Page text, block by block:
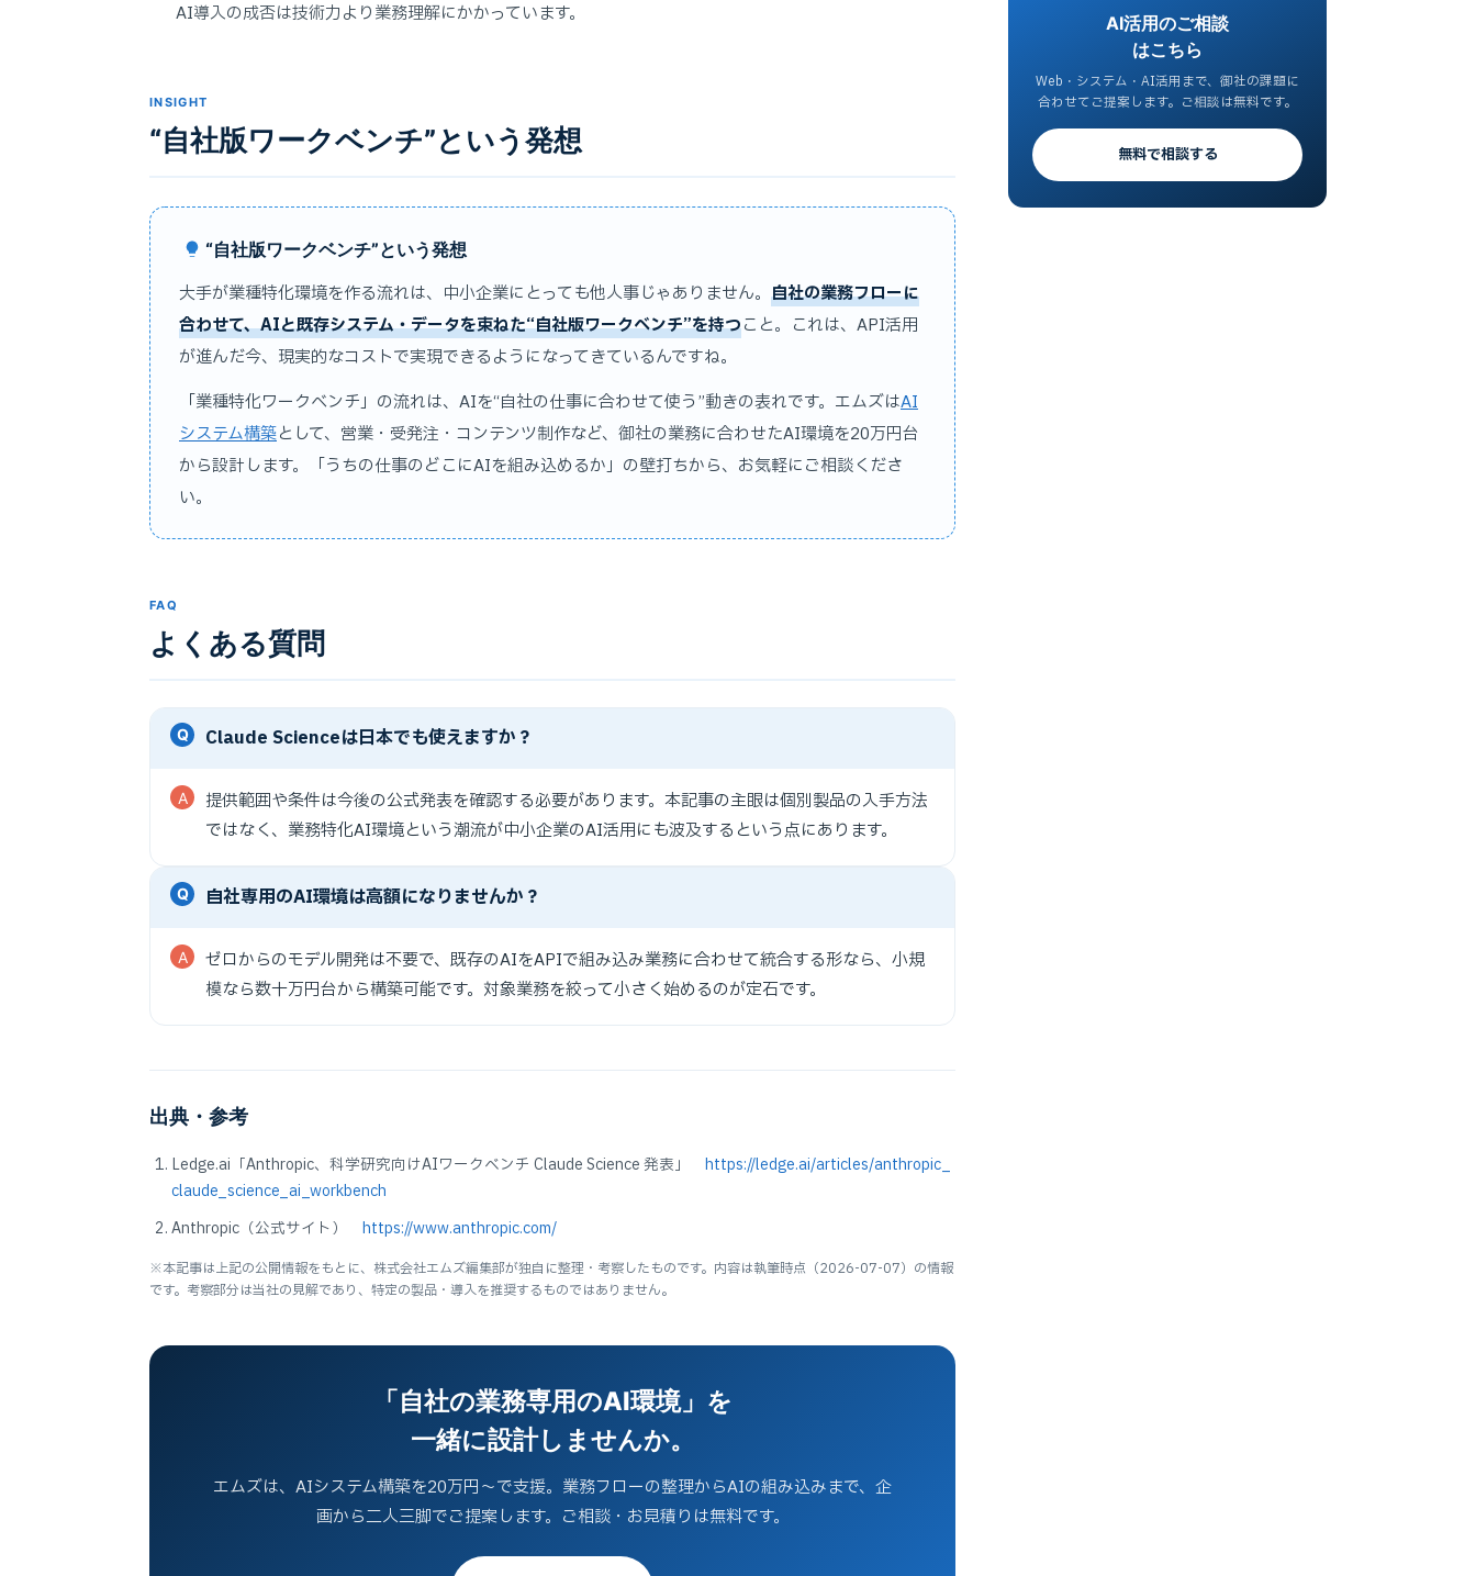
AI導入の成否は技術力より業務理解にかかっています。
INSIGHT
“自社版ワークベンチ”という発想
“自社版ワークベンチ”という発想
大手が業種特化環境を作る流れは、中小企業にとっても他人事じゃありません。 自社の業務フローに
合わせて、AIと既存システム・データを束ねた“自社版ワークベンチ”を持つこと。これは、API活用
が進んだ今、現実的なコストで実現できるようになってきているんですね。
「業種特化ワークベンチ」の流れは、AIを“自社の仕事に合わせて使う”動きの表れです。エムズはAI
システム構築として、営業・受発注・コンテンツ制作など、御社の業務に合わせたAI環境を20万円台
から設計します。「うちの仕事のどこにAIを組み込めるか」の壁打ちから、お気軽にご相談くださ
い。
FAQ
よくある質問
Claude Scienceは日本でも使えますか？
提供範囲や条件は今後の公式発表を確認する必要があります。本記事の主眼は個別製品の入手方法
ではなく、業務特化AI環境という潮流が中小企業のAI活用にも波及するという点にあります。
自社専用のAI環境は高額になりませんか？
ゼロからのモデル開発は不要で、既存のAIをAPIで組み込み業務に合わせて統合する形なら、小規
模なら数十万円台から構築可能です。対象業務を絞って小さく始めるのが定石です。
出典・参考
Ledge.ai「Anthropic、科学研究向けAIワークベンチ Claude Science 発表」 https://ledge.ai/articles/anthropic_
claude_science_ai_workbench
Anthropic（公式サイト） https://www.anthropic.com/
※本記事は上記の公開情報をもとに、株式会社エムズ編集部が独自に整理・考察したものです。内容は執筆時点（2026-07-07）の情報
です。考察部分は当社の見解であり、特定の製品・導入を推奨するものではありません。
「自社の業務専用のAI環境」を
一緒に設計しませんか。
エムズは、AIシステム構築を20万円〜で支援。業務フローの整理からAIの組み込みまで、企
画から二人三脚でご提案します。ご相談・お見積りは無料です。
AI活用のご相談
はこちら
Web・システム・AI活用まで、御社の課題に
合わせてご提案します。ご相談は無料です。
無料で相談する